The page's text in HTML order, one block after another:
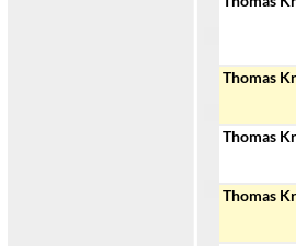
Thomas
Thomas
Thomas